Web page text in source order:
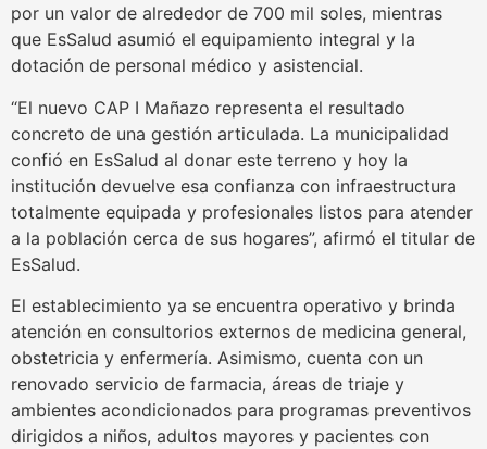
por un valor de alrededor de 700 mil soles, mientras
que EsSalud asumió el equipamiento integral y la
dotación de personal médico y asistencial.
“El nuevo CAP I Mañazo representa el resultado
concreto de una gestión articulada. La municipalidad
confió en EsSalud al donar este terreno y hoy la
institución devuelve esa confianza con infraestructura
totalmente equipada y profesionales listos para atender
a la población cerca de sus hogares”, afirmó el titular de
EsSalud.
El establecimiento ya se encuentra operativo y brinda
atención en consultorios externos de medicina general,
obstetricia y enfermería. Asimismo, cuenta con un
renovado servicio de farmacia, áreas de triaje y
ambientes acondicionados para programas preventivos
dirigidos a niños, adultos mayores y pacientes con